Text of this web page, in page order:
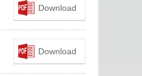
Download
Download